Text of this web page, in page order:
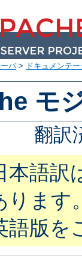
バ> ドキュメンテ
モ
翻訳
本語訳
ります
語版を